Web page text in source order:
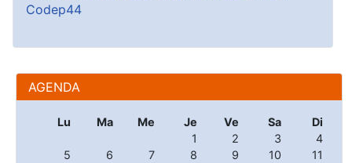
AGENDA
Lu Ma Me Je Ve Sa
Di
1
2 3
4
5
6 7 8 9 10
11
Codep44